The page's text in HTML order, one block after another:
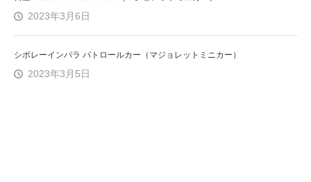
2023年3月6日
シボレーインパラ パトロールカー（マジョレットミニカー）
2023年3月5日